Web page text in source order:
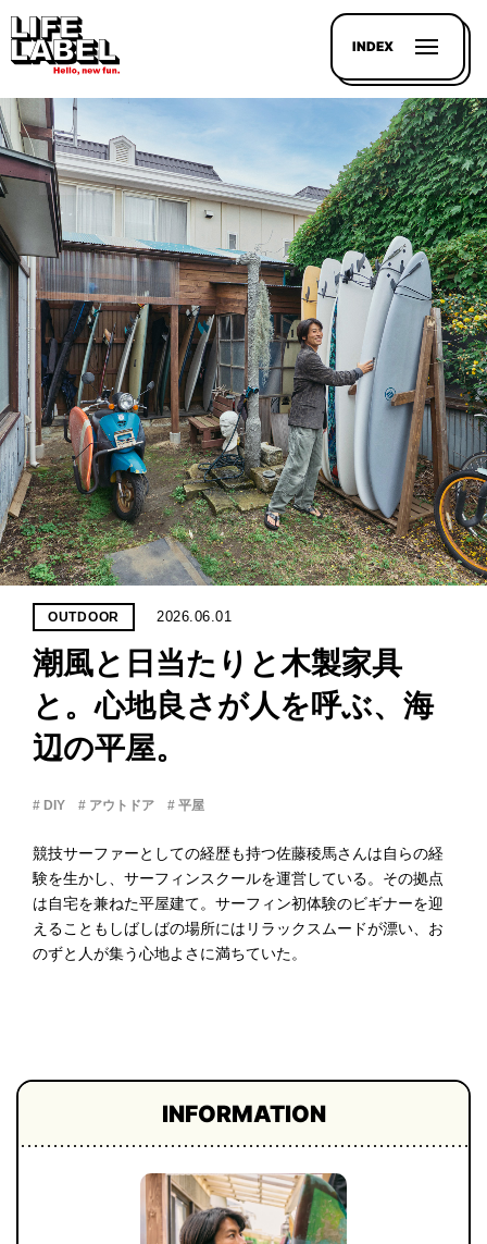
INDEX
記事を
探す
LL
HOUSE
LINE-
UP
PROJECT
WHAT’S
LIFE
LABEL
ライフレー
ついて
要
企業の
方へ
OUTDOOR 2026.06.01
潮風と日当たりと木製家具
と。心地良さが人を呼ぶ、海
辺の平屋。
# DIY # アウトドア # 平屋
競技サーファーとしての経歴も持つ佐藤稜馬さんは自らの経
験を生かし、サーフィンスクールを運営している。その拠点
は自宅を兼ねた平屋建て。サーフィン初体験のビギナーを迎
えることもしばしばの場所にはリラックスムードが漂い、お
のずと人が集う心地よさに満ちていた。
INFORMATION